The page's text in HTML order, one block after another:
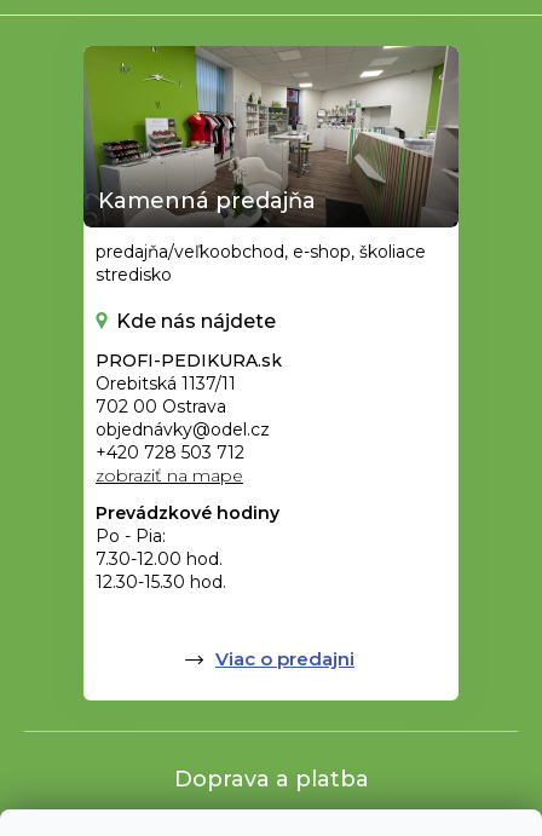
Kamenná predajňa
predajňa/veľkoobchod, e-shop, školiace
stredisko
Kde nás nájdete
PROFI-PEDIKURA.sk
Orebitská 1137/11
702 00 Ostrava
objednávky@odel.cz
+420 728 503 712
zobraziť na mape
Prevádzkové hodiny
Po - Pia:
7.30-12.00 hod.
12.30-15.30 hod.
Viac o predajni
Doprava a platba